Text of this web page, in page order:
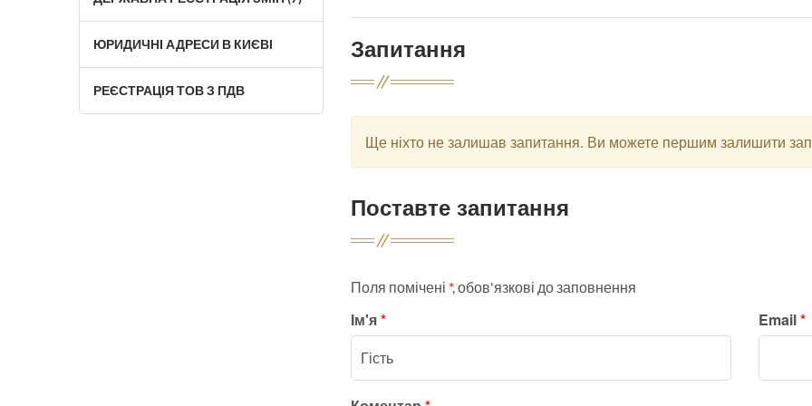
ЮРИДИЧНІ АДРЕСИ В КИЄВІ
РЕЄСТРАЦІЯ ТОВ З ПДВ
Запитання
Ще ніхто не залишав запитання. Ви можете першим залишити
Поставте запитання
Поля помічені *, обов'язкові до заповнення
Ім'я* Email*